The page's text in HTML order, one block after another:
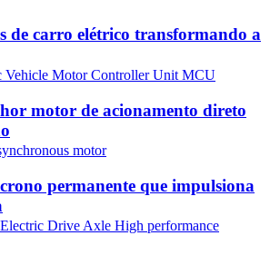
de carro elétrico transformando a
motor de acionamento direto
permanente que impulsiona